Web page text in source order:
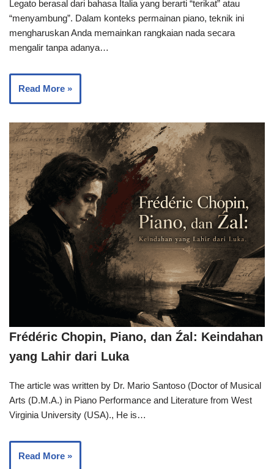
Legato berasal dari bahasa Italia yang berarti “terikat” atau
“menyambung”. Dalam konteks permainan piano, teknik ini
mengharuskan Anda memainkan rangkaian nada secara
mengalir tanpa adanya…
Read More »
Frédéric Chopin, Piano, dan Źal: Keindahan
yang Lahir dari Luka
The article was written by Dr. Mario Santoso (Doctor of Musical
Arts (D.M.A.) in Piano Performance and Literature from West
Virginia University (USA)., He is…
Read More »